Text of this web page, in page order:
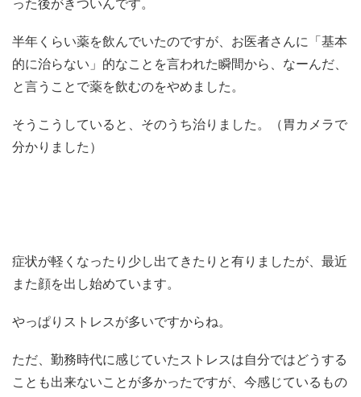
った後がきついんです。
半年くらい薬を飲んでいたのですが、お医者さんに「基本
的に治らない」的なことを言われた瞬間から、なーんだ、
と言うことで薬を飲むのをやめました。
そうこうしていると、そのうち治りました。（胃カメラで
分かりました）
症状が軽くなったり少し出てきたりと有りましたが、最近
また顔を出し始めています。
やっぱりストレスが多いですからね。
ただ、勤務時代に感じていたストレスは自分ではどうする
ことも出来ないことが多かったですが、今感じているもの